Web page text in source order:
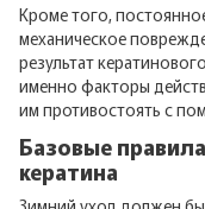
Кроме того,
механическое
результат
именно факторы
им противостоять с
Базовые
кератина